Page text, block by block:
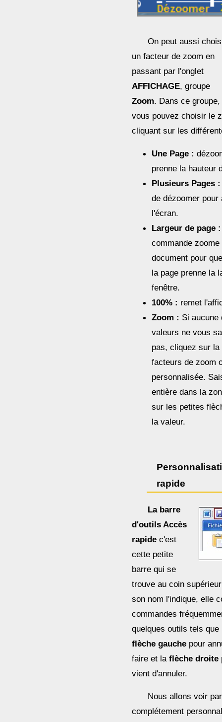
On peut aussi
un facteur de zoom en
passant par l'onglet
AFFICHAGE, groupe
Zoom. Dans ce groupe,
vous pouvez choisir le
cliquant sur les
Une Page :
prenne la hauteur
Plusieurs Pages :
de dézoomer
l'écran.
Largeur de page :
commande
document pour
la page prenne la
fenêtre.
100% : remet
Zoom : Si aucune
valeurs ne vous
pas, cliquez sur
facteurs de zoom
personnalisée.
entière dans la
sur les petites
la valeur.
rapide
La barre
d'outils Accès
rapide c'est
cette petite
barre qui se
trouve au coin
son nom l'indique, elle
commandes
quelques outils tels
flèche gauche pour
faire et laflèche droite
vient d'annuler.
Nous allons voir
complétement